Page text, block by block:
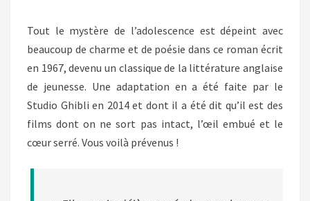
Tout le mystère de l’adolescence est dépeint avec
beaucoup de charme et de poésie dans ce roman écrit
en 1967, devenu un classique de la littérature anglaise
de jeunesse. Une adaptation en a été faite par le
Studio Ghibli en 2014 et dont il a été dit qu’il est des
films dont on ne sort pas intact, l’œil embué et le
cœur serré. Vous voilà prévenus !